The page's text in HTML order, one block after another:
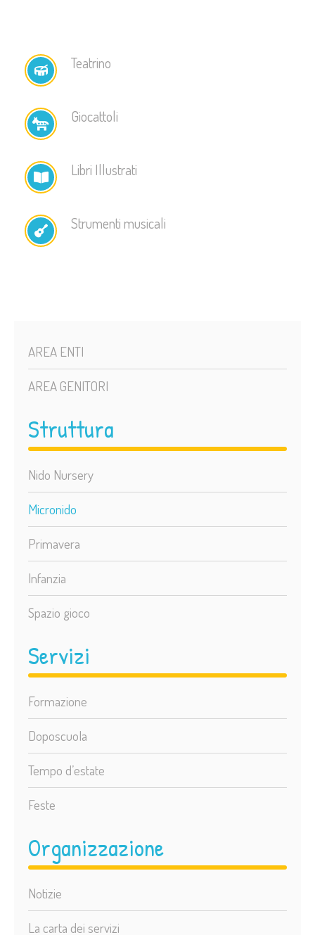
AREA ENTI
AREA GENITORI
Struttura
Nido Nursery
Micronido
Primavera
Infanzia
Spazio gioco
Servizi
Formazione
Doposcuola
Tempo d’estate
Feste
Organizzazione
Notizie
La carta dei servizi
Teatrino
Giocattoli
Libri Illustrati
Strumenti musicali